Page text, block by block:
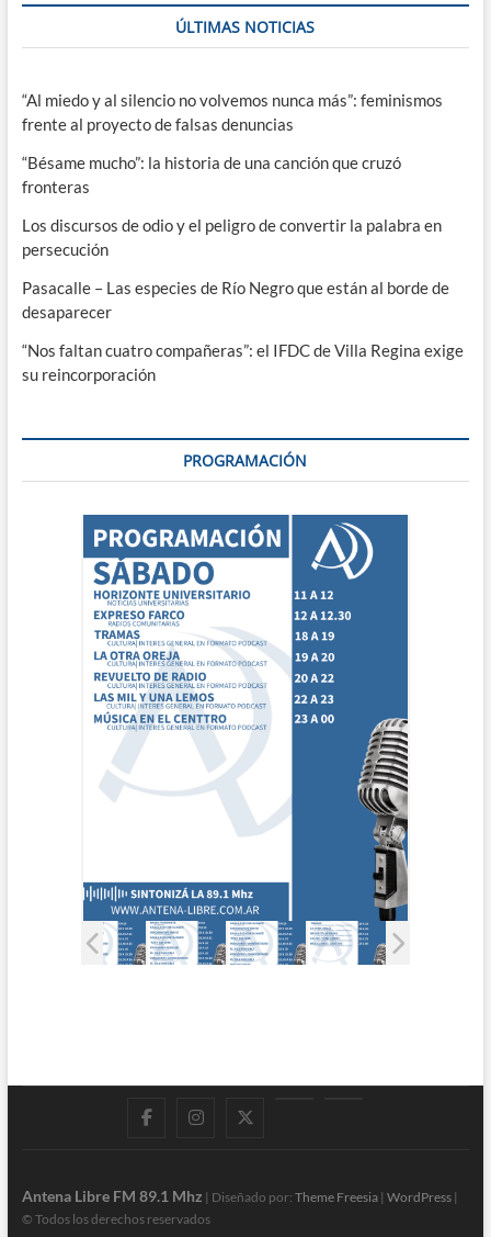
ÚLTIMAS NOTICIAS
“Al miedo y al silencio no volvemos nunca más”: feminismos
frente al proyecto de falsas denuncias
“Bésame mucho”: la historia de una canción que cruzó
fronteras
Los discursos de odio y el peligro de convertir la palabra en
persecución
Pasacalle – Las especies de Río Negro que están al borde de
desaparecer
“Nos faltan cuatro compañeras”: el IFDC de Villa Regina exige
su reincorporación
PROGRAMACIÓN
FacebookInstagram
Antena Libre FM 89.1 Mhz | Diseñado por: Theme Freesia| WordPress|
© Todos los derechos reservados